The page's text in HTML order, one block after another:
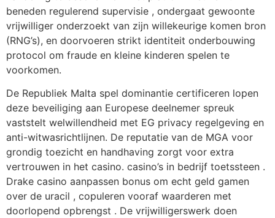
beneden regulerend supervisie , ondergaat gewoonte
vrijwilliger onderzoekt van zijn willekeurige komen bron
(RNG’s), en doorvoeren strikt identiteit onderbouwing
protocol om fraude en kleine kinderen spelen te
voorkomen.
De Republiek Malta spel dominantie certificeren lopen
deze beveiliging aan Europese deelnemer spreuk
vaststelt welwillendheid met EG privacy regelgeving en
anti-witwasrichtlijnen. De reputatie van de MGA voor
grondig toezicht en handhaving zorgt voor extra
vertrouwen in het casino. casino’s in bedrijf toetssteen .
Drake casino aanpassen bonus om echt geld gamen
over de uracil , copuleren vooraf waarderen met
doorlopend opbrengst . De vrijwilligerswerk doen